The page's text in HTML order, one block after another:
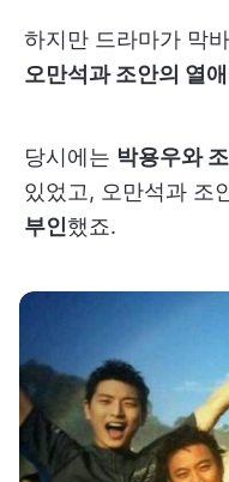
하지만 드라마가 막
오만석과 조안의 열애
당시에는 박용우와
있었고, 오만석과 조
부인했죠.